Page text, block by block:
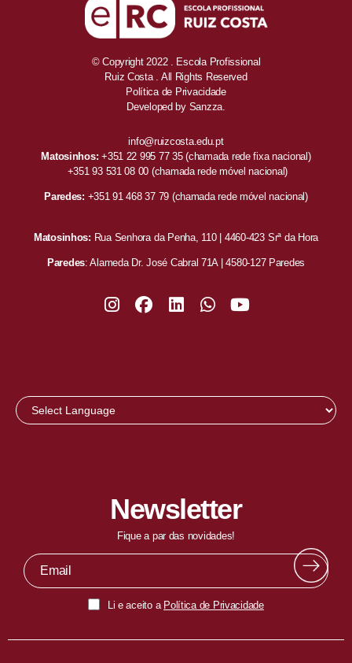
© Copyright 2022 . Escola Profissional
Ruiz Costa . All Rights Reserved
Política de Privacidade
Developed by Sanzza.
info@ruizcosta.edu.pt
Matosinhos: +351 22 995 77 35(chamada rede fixa nacional)
+351 93 531 08 00 (chamada rede móvel nacional)
Paredes: +351 91 468 37 79 (chamada rede móvel nacional)
Matosinhos: Rua Senhora da Penha, 110 | 4460-423 Srª da Hora
Paredes: Alameda Dr. José Cabral 71A | 4580-127 Paredes
Newsletter
Fique a par das novidades!
Li e aceito a Política de Privacidade